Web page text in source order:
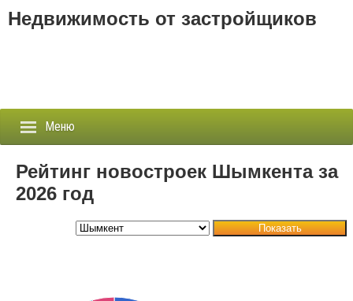
Недвижимость от застройщиков
Меню
Застройщики
Новостройки
Рейтинг новостроек Шымкента за
2026 год
Показать